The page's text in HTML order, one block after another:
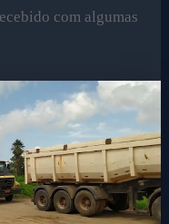
com algumas